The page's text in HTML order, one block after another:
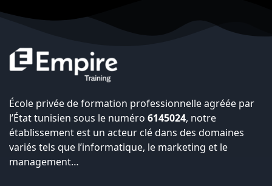
École privée de formation professionnelle agréée par
l’État tunisien sous le numéro 6145024, notre
établissement est un acteur clé dans des domaines
variés tels que l’informatique, le marketing et le
management…